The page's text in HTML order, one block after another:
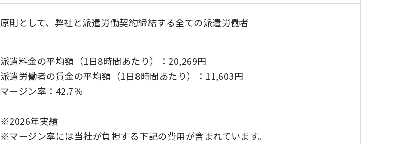
原則として、弊社と派遣労働契約締結する全ての派遣労働者
派遣料金の平均額（1日8時間あたり）：20,269円
派遣労働者の賃金の平均額（1日8時間あたり）：11,603円
マージン率：42.7％
※2026年実績
※マージン率には当社が負担する下記の費用が含まれています。